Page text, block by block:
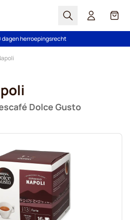
Zoek Cart
verzending vanaf € 49
dagen herroepingsrecht
Dolce Gusto